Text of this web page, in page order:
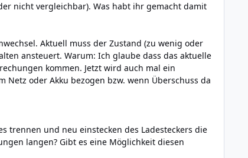
nicht vergleichbar). Was habt ihr gemacht damit
Aktuell muss der Zustand (zu wenig oder
ansteuert. Warum: Ich glaube dass das aktuelle
kommen. Jetzt wird auch mal ein
oder Akku bezogen bzw. wenn Überschuss da
trennen und neu einstecken des Ladesteckers die
langen? Gibt es eine Möglichkeit diesen